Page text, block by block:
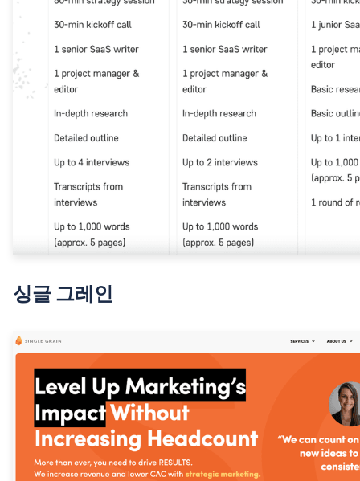
싱글 그레인